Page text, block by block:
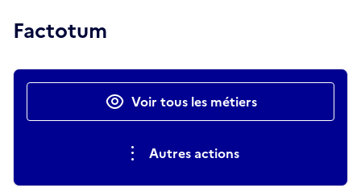
Factotum
Actions rapidesVoir tous les métiers
Autres actions